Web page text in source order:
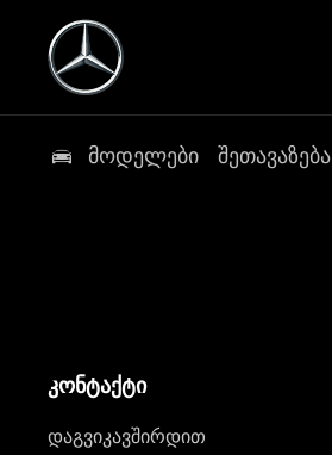
მოდელები შეთავაზება
კონტაქტი
დაგვიკავშირდით